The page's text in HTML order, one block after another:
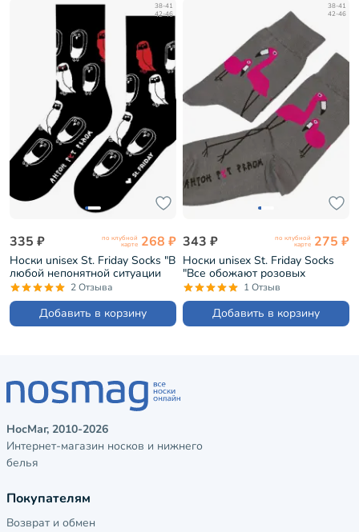
38-41
42-46
335 ₽ по клубной
карте 268 ₽
Носки unisex St. Friday Socks "В
любой непонятной ситуации
вызывай сову" (573-19)
2 Отзыва
Добавить в корзину
38-41
42-46
343 ₽ по клубной
карте 275 ₽
Носки unisex St. Friday Socks
"Все обожают розовых
фламинго" (574-14)
1 Отзыв
Добавить в корзину
НосМаг, 2010-2026
Интернет-магазин носков и нижнего
белья
Покупателям
Возврат и обмен